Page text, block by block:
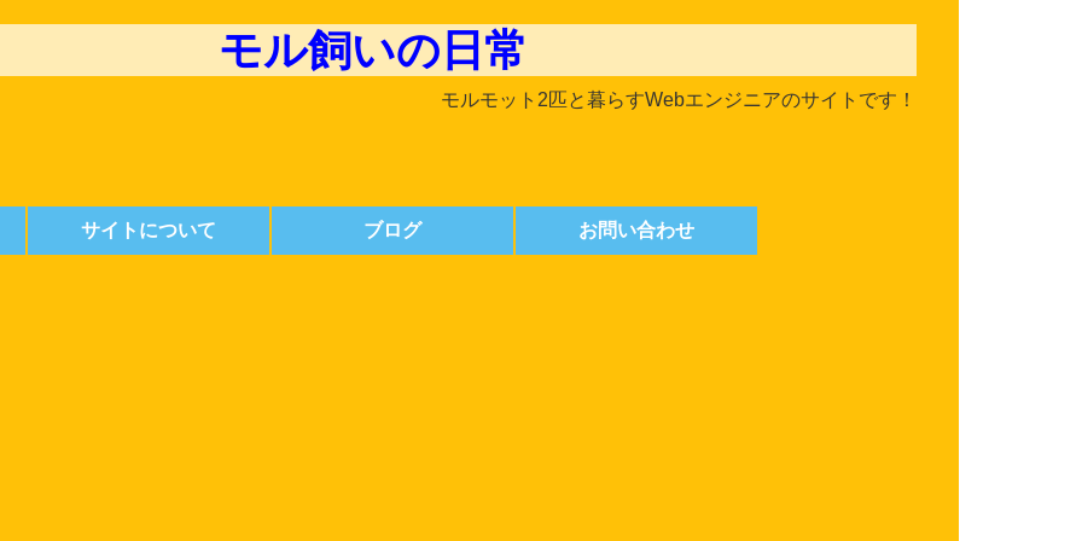
モル飼いの日常
モルモット2匹と暮らすWebエンジニアのサイトです！
サイトについて ブログ お問い合わせ